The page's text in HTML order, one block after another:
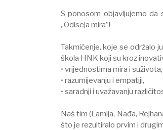
S ponosom objavljujemo da
„Odiseja mira”!
Takmičenje, koje se održalo
škola HNK koji su kroz
• vrijednostima mira i suživota,
• razumijevanju i empatiji,
• saradnji i uvažavanju
Naš tim (Lamija, Nađa,
što je rezultiralo prvim i